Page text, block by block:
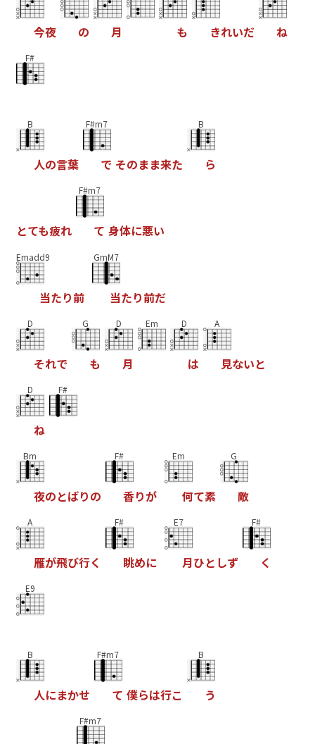
今夜 の 月 も きれいだ ね
F#
B
人の言葉
F#m7
で そのまま来た
B
ら
とても疲れ
F#m7
て 身体に悪い
Emadd9
当たり前
GmM7
当たり前だ
D
それで
G
も
D
月
Em D
は
A
見ないと
D
ね
F#
Bm
夜のとばりの
F#
香りが
Em
何て素
G
敵
A
雁が飛び行く
F#
眺めに
E7
月ひと しず
F#
く
E9
B
人にまかせ
F#m7
て 僕らは行こ
B
う
F#m7